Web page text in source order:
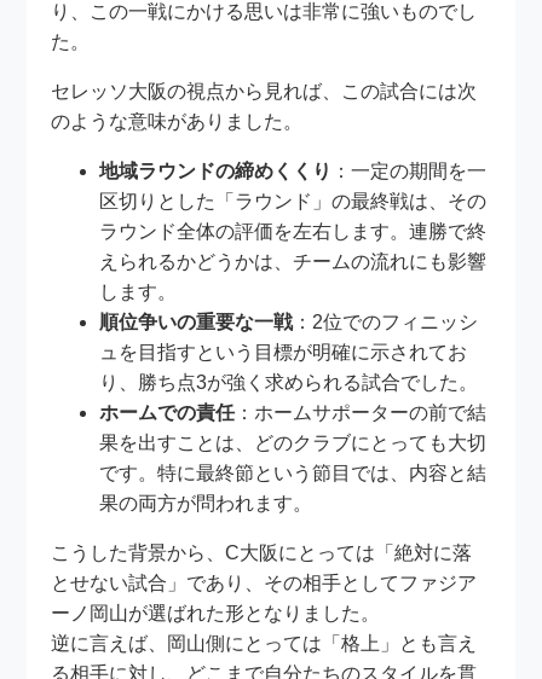
り、この一戦にかける思いは非常に強いものでし
た。
セレッソ大阪の視点から見れば、この試合には次
のような意味がありました。
地域ラウンドの締めくくり ：一定の期間を一
区切りとした「ラウンド」の最終戦は、その
ラウンド全体の評価を左右します。連勝で終
えられるかどうかは、チームの流れにも影響
します。
順位争いの重要な一戦：2位でのフィニッシ
ュを目指すという目標が明確に示されてお
り、勝ち点3が強く求められる試合でした。
ホームでの責任：ホームサポーターの前で結
果を出すことは、どのクラブにとっても大切
です。特に最終節という節目では、内容と結
果の両方が問われます。
こうした背景から、C大阪にとっては「絶対に落
とせない試合」であり、その相手としてファジア
ーノ岡山が選ばれた形となりました。
逆に言えば、岡山側にとっては「格上」とも言え
る相手に対し、どこまで自分たちのスタイルを貫